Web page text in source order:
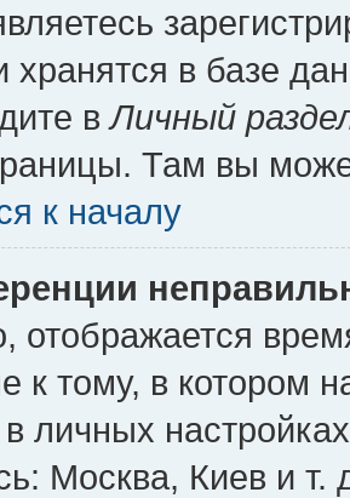
хранятся в базе
вЛичный
Там вы
к началу
отображается
к тому, в котором
личных
Москва, Киев и т.